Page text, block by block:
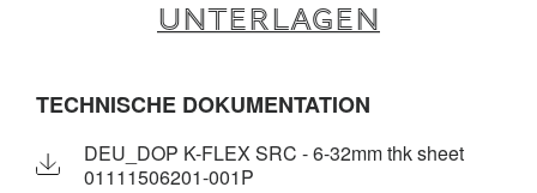
Unterlagen
TECHNISCHE DOKUMENTATION
DEU_DOP K-FLEX SRC - 6-32mm thk sheet
01111506201-001P